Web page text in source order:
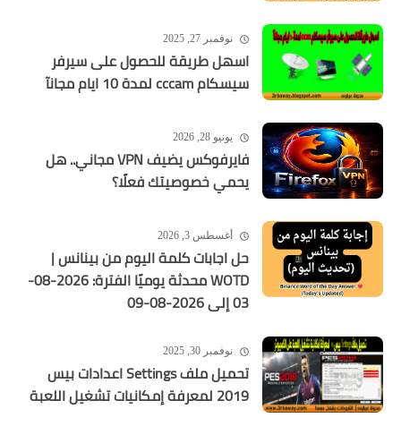
نوفمبر 27, 2025
اسهل طريقة للحصول على سيرفر
سيسكام cccam لمدة 10 ايام مجانآ
يونيو 28, 2026
فايرفوكس يضيف VPN مجاني.. هل
يحمي خصوصيتك فعلًا؟
أغسطس 3, 2026
حل اجابات كلمة اليوم من بينانس |
WOTD محدثة يوميًا الفترة: 2026-08-
03 إلى 2026-08-09
نوفمبر 30, 2025
تحميل ملف Settings اعدادات بيس
2019 لمعرفة إمكانيات تشغيل اللعبة